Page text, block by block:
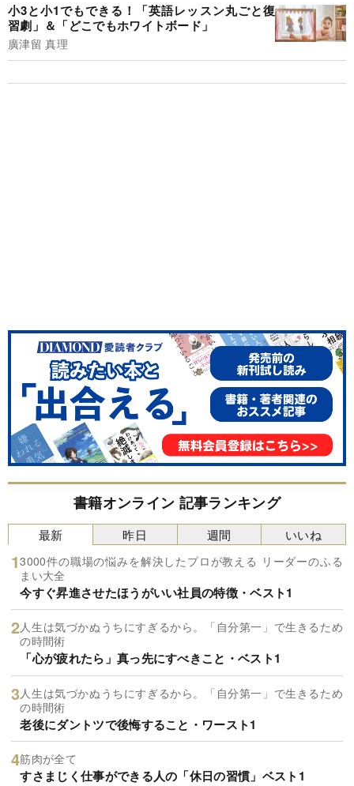
小3と小1でもできる！「英語レッスン丸ごと復
習劇」＆「どこでもホワイトボード」
廣津留 真理
書籍オンライン 記事ランキング
最新
3000件の職場の悩みを解決したプロが教える リーダーのふる
まい大全
今すぐ昇進させたほうがいい社員の特徴・ベスト1
人生は気づかぬうちにすぎるから。「自分第一」で生きるため
の時間術
「心が疲れたら」真っ先にすべきこと・ベスト1
人生は気づかぬうちにすぎるから。「自分第一」で生きるため
の時間術
老後にダントツで後悔すること・ワースト1
筋肉が全て
すさまじく仕事ができる人の「休日の習慣」ベスト1
昨日 週間 いいね